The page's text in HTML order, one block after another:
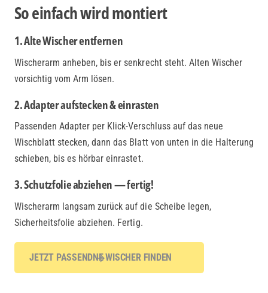
So einfach wird montiert
1. Alte Wischer entfernen
Wischerarm anheben, bis er senkrecht steht. Alten Wischer
vorsichtig vom Arm lösen.
2. Adapter aufstecken & einrasten
Passenden Adapter per Klick-Verschluss auf das neue
Wischblatt stecken, dann das Blatt von unten in die Halterung
schieben, bis es hörbar einrastet.
3. Schutzfolie abziehen — fertig!
Wischerarm langsam zurück auf die Scheibe legen,
Sicherheitsfolie abziehen. Fertig.
JETZT PASSENDNE WISCHER FINDEN